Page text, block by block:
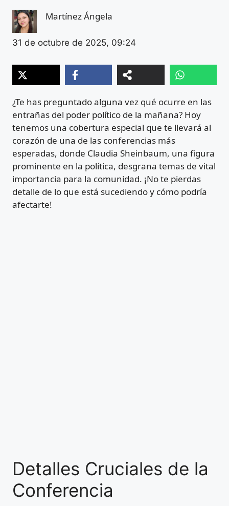
Martínez Ángela
31 de octubre de 2025, 09:24
¿Te has preguntado alguna vez qué ocurre en las
entrañas del poder político de la mañana? Hoy
tenemos una cobertura especial que te llevará al
corazón de una de las conferencias más
esperadas, donde Claudia Sheinbaum, una figura
prominente en la política, desgrana temas de vital
importancia para la comunidad. ¡No te pierdas
detalle de lo que está sucediendo y cómo podría
afectarte!
Detalles Cruciales de la
Conferencia